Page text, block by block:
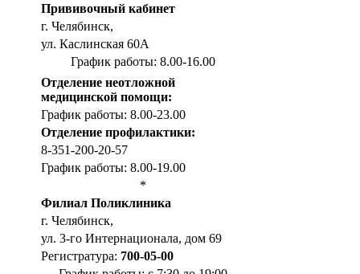
Прививочный кабинет
г. Челябинск,
ул. Каслинская 60А
График работы: 8.00-16.00
Отделение неотложной
медицинской помощи:
График работы: 8.00-23.00
Отделение профилактики:
8-351-200-20-57
График работы: 8.00-19.00
*
Филиал Поликлиника
г. Челябинск,
ул. 3-го Интернационала, дом 69
Регистратура: 700-05-00